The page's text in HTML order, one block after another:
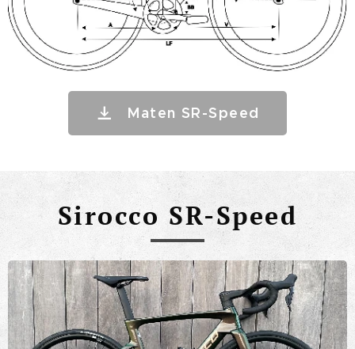
Maten SR-Speed
Sirocco SR-Speed